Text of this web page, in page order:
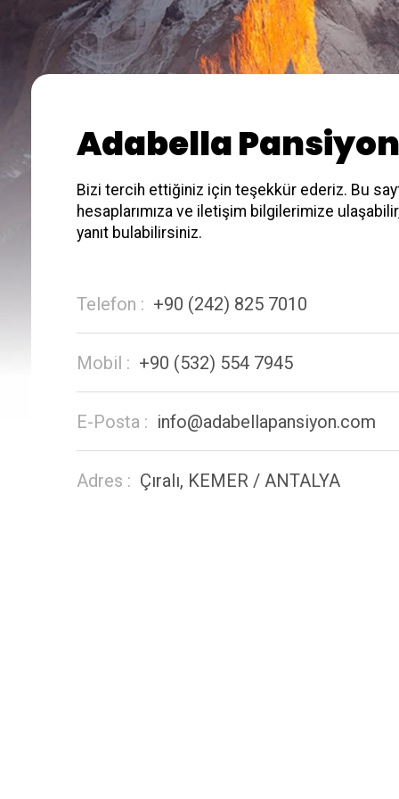
Adabella Pansiyon
Bizi tercih ettiğiniz için teşekkür ederiz. Bu
hesaplarımıza ve iletişim bilgilerimize
yanıt bulabilirsiniz.
Telefon : +90 (242) 825 7010
Mobil : +90 (532) 554 7945
E-Posta : info@adabellapansiyon.com
Adres : Çıralı, KEMER / ANTALYA